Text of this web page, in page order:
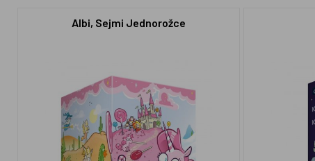
Albi, Sejmi Jednorožce